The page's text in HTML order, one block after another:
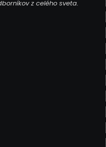
z celého sveta.